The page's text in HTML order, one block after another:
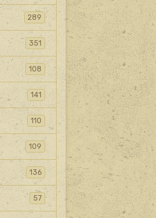
289
351
108
141
110
109
136
57